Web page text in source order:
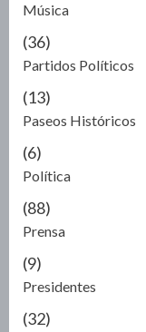
Música
(36)
Partidos Políticos
(13)
Paseos Históricos
(6)
Política
(88)
Prensa
(9)
Presidentes
(32)